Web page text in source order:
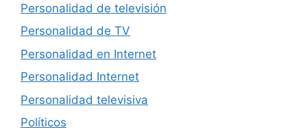
Personalidad de televisión
Personalidad de TV
Personalidad en Internet
Personalidad Internet
Personalidad televisiva
Políticos